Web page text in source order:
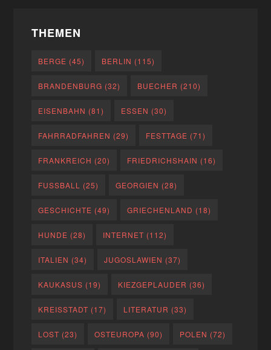
THEMEN
BERGE (45) BERLIN (115)
BRANDENBURG (32) BUECHER (210)
EISENBAHN (81) ESSEN (30)
FAHRRADFAHREN (29) FESTTAGE (71)
FRANKREICH (20) FRIEDRICHSHAIN (16)
FUSSBALL (25) GEORGIEN (28)
GESCHICHTE (49) GRIECHENLAND (18)
HUNDE (28) INTERNET (112)
ITALIEN (34) JUGOSLAWIEN (37)
KAUKASUS (19) KIEZGEPLAUDER (36)
KREISSTADT (17) LITERATUR (33)
LOST (23) OSTEUROPA (90) POLEN (72)